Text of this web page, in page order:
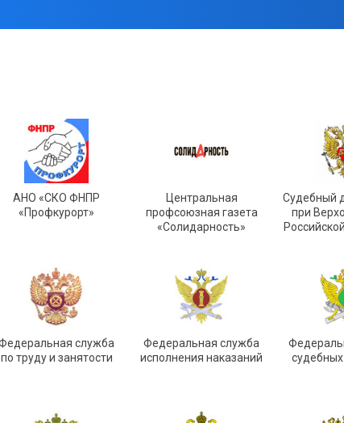
АНО «СКО ФНПР
«Профкурорт»
Центральная
профсоюзная газета
«Солидарность»
Судебный
при
служба
по труду и занятости
Федеральная служба
исполнения наказаний